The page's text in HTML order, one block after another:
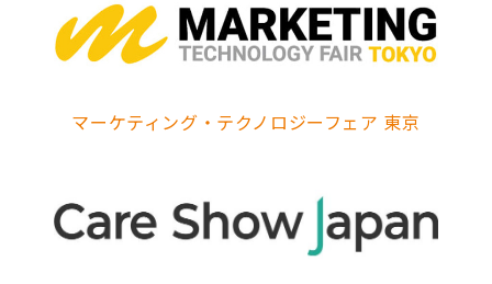
マーケティング・テクノロジーフェア 東京